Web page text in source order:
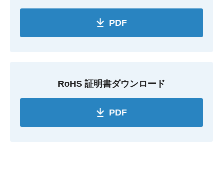
PDF
RoHS 証明書ダウンロード
PDF